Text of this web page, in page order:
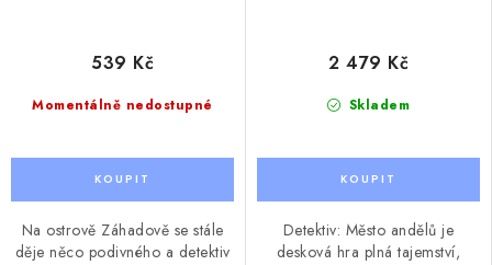
Momentálně nedostupné
539 Kč
Na ostrově Záhadově se stále
děje něco podivného a detektiv
Skladem
2 479 Kč
Detektiv: Město andělů je
desková hra plná tajemství,